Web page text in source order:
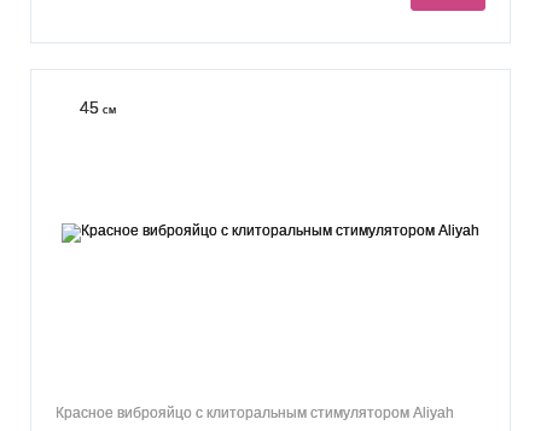
45 см
Красное виброяйцо с клиторальным стимулятором Aliyah